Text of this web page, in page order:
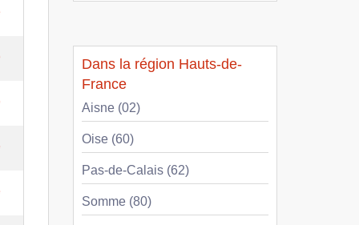
Dans la région Hauts-de-
France
Aisne (02)
Oise (60)
Pas-de-Calais (62)
Somme (80)